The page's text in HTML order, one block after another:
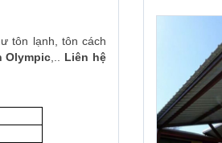
tôn lạnh, tôn cách
Olympic,.. Liên hệ